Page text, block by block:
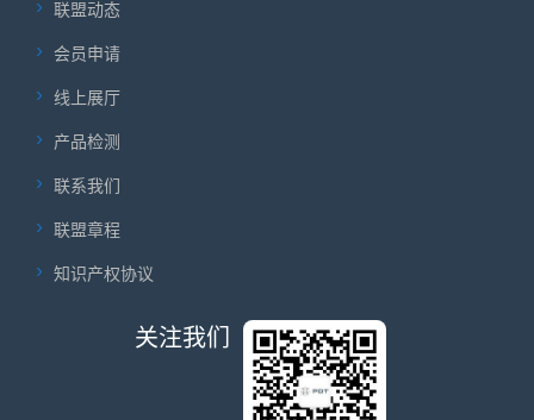
联盟动态
会员申请
线上展厅
产品检测
联系我们
联盟章程
知识产权协议
关注我们